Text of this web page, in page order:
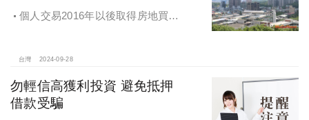
個人交易2016年以後取得房地買賣
得稅
台灣 2024-09-28
勿輕信高獲利投資 避免抵押
借款受騙